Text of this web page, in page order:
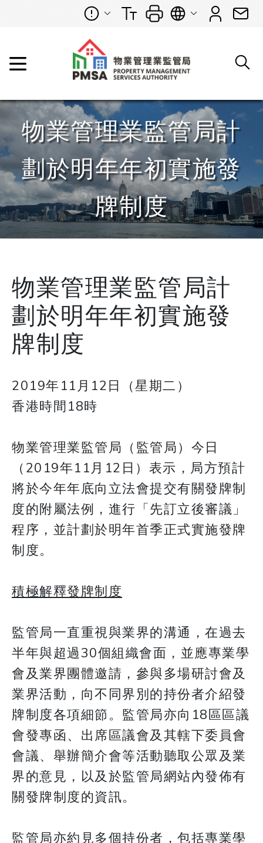
物業管理業監管局計
劃於明年年初實施發
牌制度
物業管理業監管局計
劃於明年年初實施發
牌制度
2019年11月12日（星期二）
香港時間18時
物業管理業監管局（監管局）今日
（2019年11月12日）表示，局方預計
將於今年年底向立法會提交有關發牌制
度的附屬法例，進行「先訂立後審議」
程序，並計劃於明年首季正式實施發牌
制度。
積極解釋發牌制度
監管局一直重視與業界的溝通，在過去
半年與超過30個組織會面，並應專業學
會及業界團體邀請，參與多場研討會及
業界活動，向不同界別的持份者介紹發
牌制度各項細節。監管局亦向18區區議
會發專函、出席區議會及其轄下委員會
會議、舉辦簡介會等活動聽取公眾及業
界的意見，以及於監管局網站內發佈有
關發牌制度的資訊。
監管局亦約見多個持份者，包括專業學